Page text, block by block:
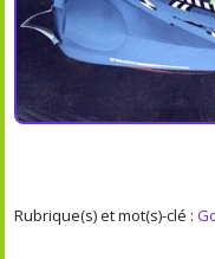
Rubrique(s) et mot(s)-clé :